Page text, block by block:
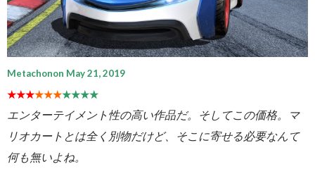
Metachonon May 21, 2019
★★★★★★★★★★
エンターテイメント性の高い作品だ。そしてこの価格。マ
リオカートとは全く別物だけど、そこに寄せる必要なんて
何も無いよね。